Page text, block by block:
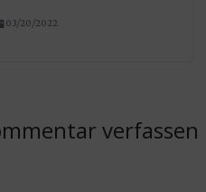
03/20/2022
verfassen